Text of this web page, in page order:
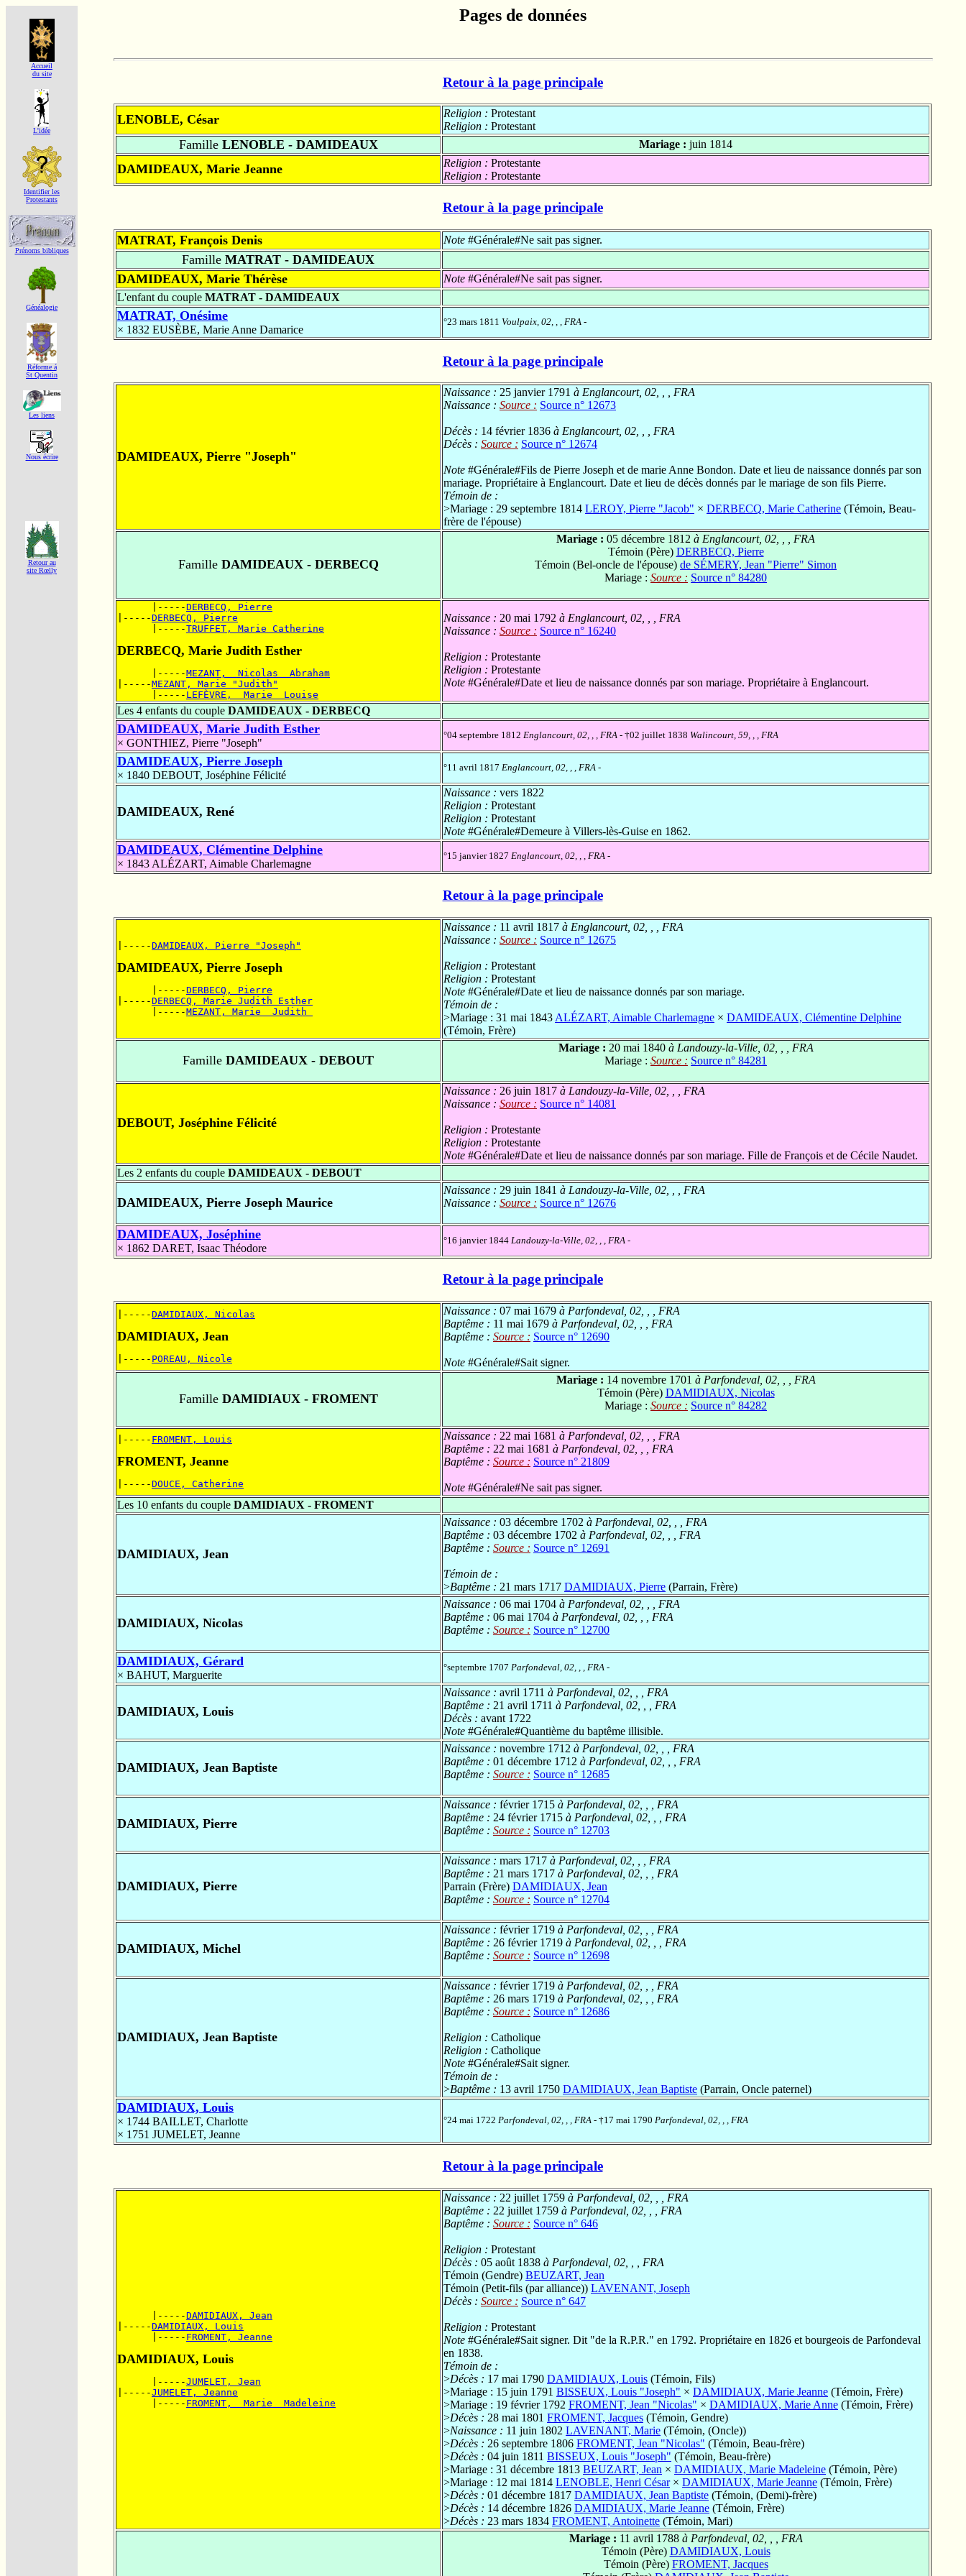
Accueil
du site
L'idée
Identifier les
Protestants
Prénoms bibliques
Généalogie
Réforme á
St Quentin
Les liens
Nous écrire
Retour au
site Rœlly
Pages de données
Retour à la page principale
LENOBLE, César Religion : Protestant
Religion : Protestant
FamilleLENOBLE - DAMIDEAUX Mariage : juin 1814
DAMIDEAUX, Marie Jeanne Religion : Protestante
Religion : Protestante
Retour à la page principale
MATRAT, François Denis Note #Générale#Ne sait pas signer.
Famille MATRAT - DAMIDEAUX
DAMIDEAUX, Marie Thérèse
Note #Générale#Ne sait pas signer.
L'enfant du couple MATRAT - DAMIDEAUX
MATRAT, Onésime
× 1832 EUSÈBE, Marie Anne Damarice
°23 mars 1811 Voulpaix, 02, , , FRA -
Retour à la page principale
DAMIDEAUX, Pierre "Joseph"
Naissance : 25 janvier 1791 à Englancourt, 02, , , FRA
Naissance : Source : Source n° 12673
Décès : 14 février 1836 à Englancourt, 02, , , FRA
Décès : Source : Source n° 12674
Note #Générale#Fils de Pierre Joseph et de marie Anne Bondon. Date et lieu de naissance donnés par son
mariage. Propriétaire à Englancourt. Date et lieu de décès donnés par le mariage de son fils Pierre.
Témoin de :
>Mariage : 29 septembre 1814 LEROY, Pierre "Jacob" × DERBECQ, Marie Catherine (Témoin, Beau-
frère de l'épouse)
FamilleDAMIDEAUX - DERBECQ
Mariage : 05 décembre 1812 à Englancourt, 02, , , FRA
Témoin (Père) DERBECQ, Pierre
Témoin (Bel-oncle de l'épouse) de SÉMERY, Jean "Pierre" Simon
Mariage : Source : Source n° 84280
      |-----
DERBECQ, Pierre
|-----DERBECQ, Pierre
      |-----
TRUFFET, Marie Catherine
DERBECQ, Marie Judith Esther
      |-----
MEZANT,  Nicolas  Abraham
|-----MEZANT, Marie "Judith"
      |-----
LEFÈVRE,  Marie  Louise
Naissance : 20 mai 1792 à Englancourt, 02, , , FRA
Naissance : Source : Source n° 16240
Religion : Protestante
Religion : Protestante
Note #Générale#Date et lieu de naissance donnés par son mariage. Propriétaire à Englancourt.
Les 4 enfants du couple DAMIDEAUX - DERBECQ
DAMIDEAUX, Marie Judith Esther
× GONTHIEZ, Pierre "Joseph"
°04 septembre 1812 Englancourt, 02, , , FRA - †02 juillet 1838 Walincourt, 59, , , FRA
DAMIDEAUX, Pierre Joseph
× 1840 DEBOUT, Joséphine Félicité
°11 avril 1817 Englancourt, 02, , , FRA -
DAMIDEAUX, René
Naissance : vers 1822
Religion : Protestant
Religion : Protestant
Note #Générale#Demeure à Villers-lès-Guise en 1862.
DAMIDEAUX, Clémentine Delphine
× 1843 ALÉZART, Aimable Charlemagne
°15 janvier 1827 Englancourt, 02, , , FRA -
Retour à la page principale
|-----DAMIDEAUX, Pierre "Joseph"
DAMIDEAUX, Pierre Joseph
      |-----
DERBECQ, Pierre
|-----DERBECQ, Marie Judith Esther
      |-----
MEZANT, Marie  Judith
Naissance : 11 avril 1817 à Englancourt, 02, , , FRA
Naissance : Source : Source n° 12675
Religion : Protestant
Religion : Protestant
Note #Générale#Date et lieu de naissance donnés par son mariage.
Témoin de :
>Mariage : 31 mai 1843 ALÉZART, Aimable Charlemagne × DAMIDEAUX, Clémentine Delphine
(Témoin, Frère)
Famille DAMIDEAUX - DEBOUT
Mariage : 20 mai 1840à Landouzy-la-Ville, 02, , , FRA
Mariage : Source : Source n° 84281
DEBOUT, Joséphine Félicité
Naissance : 26 juin 1817 à Landouzy-la-Ville, 02, , , FRA
Naissance : Source : Source n° 14081
Religion : Protestante
Religion : Protestante
Note #Générale#Date et lieu de naissance donnés par son mariage. Fille de François et de Cécile Naudet.
Les 2 enfants du couple DAMIDEAUX - DEBOUT
DAMIDEAUX, Pierre Joseph Maurice
Naissance : 29 juin 1841 à Landouzy-la-Ville, 02, , , FRA
Naissance : Source : Source n° 12676
DAMIDEAUX, Joséphine
× 1862 DARET, Isaac Théodore
°16 janvier 1844 Landouzy-la-Ville, 02, , , FRA -
Retour à la page principale
|-----DAMIDIAUX, Nicolas
DAMIDIAUX, Jean
|----- POREAU, Nicole
Naissance : 07 mai 1679 à Parfondeval, 02, , , FRA
Baptême : 11 mai 1679 à Parfondeval, 02, , , FRA
Baptême : Source : Source n° 12690
Note #Générale#Sait signer.
FamilleDAMIDIAUX - FROMENT
Mariage : 14 novembre 1701 à Parfondeval, 02, , , FRA
Témoin (Père) DAMIDIAUX, Nicolas
Mariage : Source : Source n° 84282
|----- FROMENT, Louis
FROMENT, Jeanne
|-----DOUCE, Catherine
Naissance : 22 mai 1681 à Parfondeval, 02, , , FRA
Baptême : 22 mai 1681 à Parfondeval, 02, , , FRA
Baptême : Source : Source n° 21809
Note #Générale#Ne sait pas signer.
Les 10 enfants du couple DAMIDIAUX - FROMENT
DAMIDIAUX, Jean
Naissance : 03 décembre 1702 à Parfondeval, 02, , , FRA
Baptême : 03 décembre 1702 à Parfondeval, 02, , , FRA
Baptême : Source : Source n° 12691
Témoin de :
>Baptême : 21 mars 1717 DAMIDIAUX, Pierre (Parrain, Frère)
DAMIDIAUX, Nicolas
Naissance : 06 mai 1704 à Parfondeval, 02, , , FRA
Baptême : 06 mai 1704 à Parfondeval, 02, , , FRA
Baptême : Source : Source n° 12700
DAMIDIAUX, Gérard
× BAHUT, Marguerite
°septembre 1707 Parfondeval, 02, , , FRA -
DAMIDIAUX, Louis
Naissance : avril 1711 à Parfondeval, 02, , , FRA
Baptême : 21 avril 1711 à Parfondeval, 02, , , FRA
Décès : avant 1722
Note #Générale#Quantième du baptême illisible.
DAMIDIAUX, Jean Baptiste
Naissance : novembre 1712 à Parfondeval, 02, , , FRA
Baptême : 01 décembre 1712 à Parfondeval, 02, , , FRA
Baptême : Source : Source n° 12685
DAMIDIAUX, Pierre
Naissance : février 1715 à Parfondeval, 02, , , FRA
Baptême : 24 février 1715 à Parfondeval, 02, , , FRA
Baptême : Source : Source n° 12703
DAMIDIAUX, Pierre
Naissance : mars 1717 à Parfondeval, 02, , , FRA
Baptême : 21 mars 1717 à Parfondeval, 02, , , FRA
Parrain (Frère) DAMIDIAUX, Jean
Baptême : Source : Source n° 12704
DAMIDIAUX, Michel
Naissance : février 1719 à Parfondeval, 02, , , FRA
Baptême : 26 février 1719 à Parfondeval, 02, , , FRA
Baptême : Source : Source n° 12698
DAMIDIAUX, Jean Baptiste
Naissance : février 1719 à Parfondeval, 02, , , FRA
Baptême : 26 mars 1719 à Parfondeval, 02, , , FRA
Baptême : Source : Source n° 12686
Religion : Catholique
Religion : Catholique
Note #Générale#Sait signer.
Témoin de :
>Baptême : 13 avril 1750 DAMIDIAUX, Jean Baptiste (Parrain, Oncle paternel)
DAMIDIAUX, Louis
× 1744 BAILLET, Charlotte
× 1751 JUMELET, Jeanne
°24 mai 1722 Parfondeval, 02, , , FRA - †17 mai 1790 Parfondeval, 02, , , FRA
Retour à la page principale
      |-----
DAMIDIAUX, Jean
|-----DAMIDIAUX, Louis
      |-----
FROMENT, Jeanne
DAMIDIAUX, Louis
      |-----
JUMELET, Jean
|-----JUMELET, Jeanne
      |-----
FROMENT,  Marie  Madeleine
Naissance : 22 juillet 1759 à Parfondeval, 02, , , FRA
Baptême : 22 juillet 1759 à Parfondeval, 02, , , FRA
Baptême : Source : Source n° 646
Religion : Protestant
Décès : 05 août 1838 à Parfondeval, 02, , , FRA
Témoin (Gendre) BEUZART, Jean
Témoin (Petit-fils (par alliance)) LAVENANT, Joseph
Décès : Source : Source n° 647
Religion : Protestant
Note #Générale#Sait signer. Dit "de la R.P.R." en 1792. Propriétaire en 1826 et bourgeois de Parfondeval
en 1838.
Témoin de :
>Décès : 17 mai 1790 DAMIDIAUX, Louis (Témoin, Fils)
>Mariage : 15 juin 1791 BISSEUX, Louis "Joseph" × DAMIDIAUX, Marie Jeanne (Témoin, Frère)
>Mariage : 19 février 1792 FROMENT, Jean "Nicolas" × DAMIDIAUX, Marie Anne (Témoin, Frère)
>Décès : 28 mai 1801 FROMENT, Jacques (Témoin, Gendre)
>Naissance : 11 juin 1802 LAVENANT, Marie (Témoin, (Oncle))
>Décès : 26 septembre 1806 FROMENT, Jean "Nicolas" (Témoin, Beau-frère)
>Décès : 04 juin 1811 BISSEUX, Louis "Joseph" (Témoin, Beau-frère)
>Mariage : 31 décembre 1813 BEUZART, Jean × DAMIDIAUX, Marie Madeleine (Témoin, Père)
>Mariage : 12 mai 1814 LENOBLE, Henri César× DAMIDIAUX, Marie Jeanne (Témoin, Frère)
>Décès : 01 décembre 1817 DAMIDIAUX, Jean Baptiste (Témoin, (Demi)-frère)
>Décès : 14 décembre 1826 DAMIDIAUX, Marie Jeanne (Témoin, Frère)
>Décès : 23 mars 1834 FROMENT, Antoinette (Témoin, Mari)
Mariage : 11 avril 1788à Parfondeval, 02, , , FRA
Témoin (Père) DAMIDIAUX, Louis
Témoin (Père) FROMENT, Jacques